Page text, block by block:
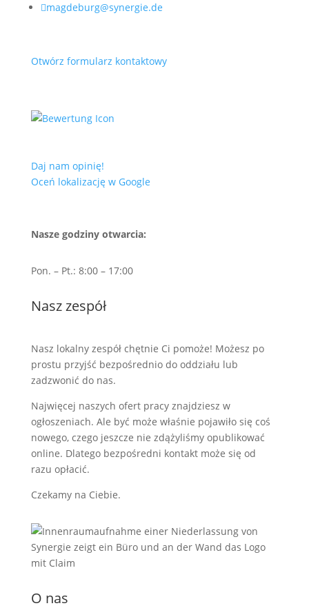
magdeburg@synergie.de
Otwórz formularz kontaktowy
Daj nam opinię!
Oceń lokalizację w Google
Nasze godziny otwarcia:
Pon. – Pt.: 8:00 – 17:00
Nasz zespół
Nasz lokalny zespół chętnie Ci pomoże! Możesz po
prostu przyjść bezpośrednio do oddziału lub
zadzwonić do nas.
Najwięcej naszych ofert pracy znajdziesz w
ogłoszeniach. Ale być może właśnie pojawiło się coś
nowego, czego jeszcze nie zdążyliśmy opublikować
online. Dlatego bezpośredni kontakt może się od
razu opłacić.
Czekamy na Ciebie.
O nas